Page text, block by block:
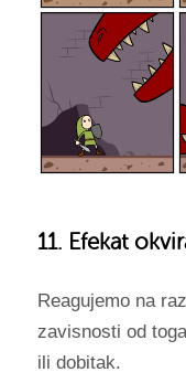
11. Efekat
Reagujemo na
zavisnosti od
ili dobitak.